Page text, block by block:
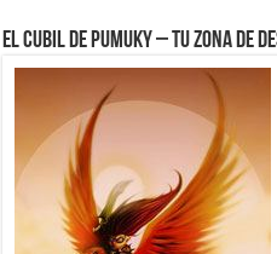
El Cubil de Pumuky – Tu zona de